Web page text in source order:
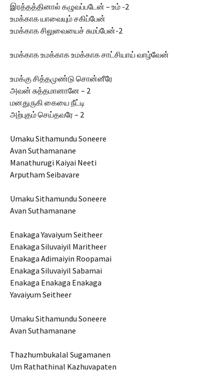
இரத்தத்தினால் கழுவப்படேன் – உம் -2
உமக்காக யாவையும் சகிப்பேன்
உமக்காக சிலுவையைச் சுமப்பேன்-2
உமக்காக உமக்காக உமக்காக சாட்சியாய் வாழ்வேன்
உமக்கு சித்தமுண்டு சொன்னீரே
அவன் சுத்தமானானே – 2
மனதுருகி கையை நீட்டி
அற்புதம் செய்தவரே – 2
Umaku Sithamundu Soneere
Avan Suthamanane
Manathurugi Kaiyai Neeti
Arputham Seibavare
Umaku Sithamundu Soneere
Avan Suthamanane
Enakaga Yavaiyum Seitheer
Enakaga Siluvaiyil Maritheer
Enakaga Adimaiyin Roopamai
Enakaga Siluvaiyil Sabamai
Enakaga Enakaga Enakaga
Yavaiyum Seitheer
Umaku Sithamundu Soneere
Avan Suthamanane
Thazhumbukalal Sugamanen
Um Rathathinal Kazhuvapaten